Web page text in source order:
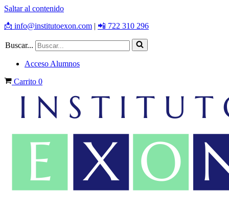
Saltar al contenido
📩 info@institutoexon.com | 📲 722 310 296
Buscar...
Acceso Alumnos
Carrito 0